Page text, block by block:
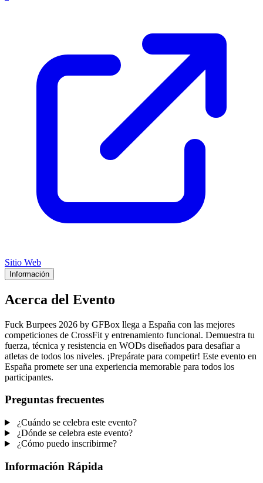
Sitio Web
Información
Acerca del Evento
Fuck Burpees 2026 by GFBox llega a España con las mejores
competiciones de CrossFit y entrenamiento funcional. Demuestra tu
fuerza, técnica y resistencia en WODs diseñados para desafiar a
atletas de todos los niveles. ¡Prepárate para competir! Este evento en
España promete ser una experiencia memorable para todos los
participantes.
Preguntas frecuentes
¿Cuándo se celebra este evento?
¿Dónde se celebra este evento?
¿Cómo puedo inscribirme?
Información Rápida